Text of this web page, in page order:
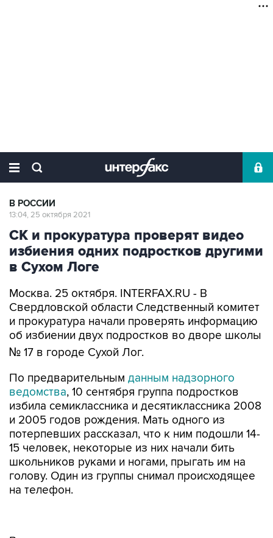
В РОССИИ
13:04, 25 октября 2021
СК и прокуратура проверят видео
избиения одних подростков другими
в Сухом Логе
Москва. 25 октября. INTERFAX.RU - В
Свердловской области Следственный комитет
и прокуратура начали проверять информацию
об избиении двух подростков во дворе школы
№ 17 в городе Сухой Лог.
По предварительным данным надзорного
ведомства, 10 сентября группа подростков
избила семиклассника и десятиклассника 2008
и 2005 годов рождения. Мать одного из
потерпевших рассказал, что к ним подошли 14-
15 человек, некоторые из них начали бить
школьников руками и ногами, прыгать им на
голову. Один из группы снимал происходящее
на телефон.